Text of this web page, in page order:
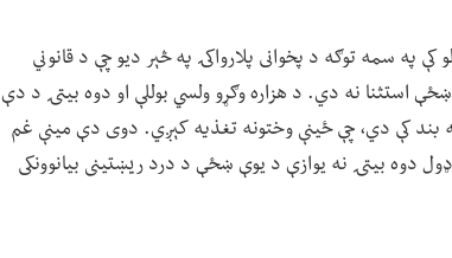
کې په سمه توګه د پخوانی پلارواکۍ په څېر دیو چې د قانوني
استثنا نه دي. د هزاره وګړو ولسي بوللې او دوه بیتۍ د دې
بند کې دي، چې ځینې وختونه تغذیه کېږي. دوی دې مینې غم
دوه بیتۍ نه یوازې د یوې ښځې د درد ریښتینی بیانوونکی